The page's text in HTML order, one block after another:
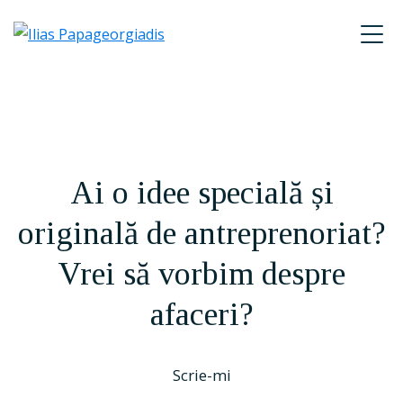
to
to
to
Ai o idee specială și
originală de antreprenoriat?
Vrei să vorbim despre
afaceri?
Scrie-mi